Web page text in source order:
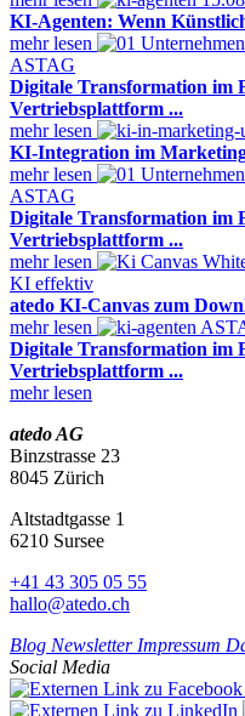
KI-Agenten: Wenn
mehr lesen
ASTAG
Digitale Transformation im
Vertriebsplattform ...
mehr lesen
KI-Integration im
mehr lesen
ASTAG
Digitale Transformation im
Vertriebsplattform ...
mehr lesen
KI effektiv
atedo KI-Canvas zum
mehr lesen
Digitale Transformation im
Vertriebsplattform ...
mehr lesen
atedo AG
Binzstrasse 23
8045 Zürich
Altstadtgasse 1
6210 Sursee
+41 43 305 05 55
hallo@atedo.ch
Blog Newsletter Impressum
Social Media